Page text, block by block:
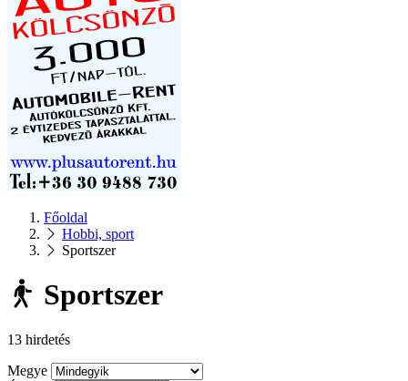
Főoldal
Hobbi, sport
Sportszer
Sportszer
13 hirdetés
Megye